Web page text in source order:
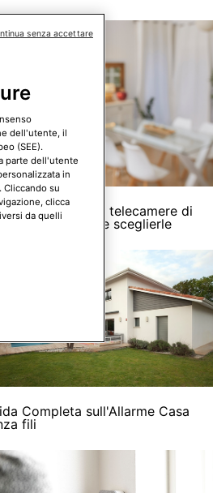
funzionano le telecamere di
e come sceglierle
Completa sull'Allarme Casa
fili
dell'utente, il
(SEE).
parte dell'utente
in
. Cliccando su
clicca
da quelli
senza accettare